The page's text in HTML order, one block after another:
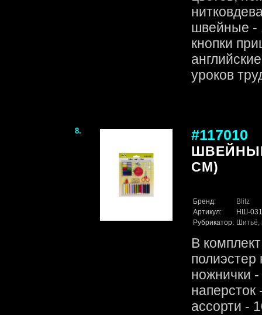
швейные -
кнопки
уроков
8. #117010
СМ)
Бренд:
Blitz
Артикул:
НШ-031
Рубрикатор: Шитьё,
В
полиэстер
ножнички
наперсток
ассорти -